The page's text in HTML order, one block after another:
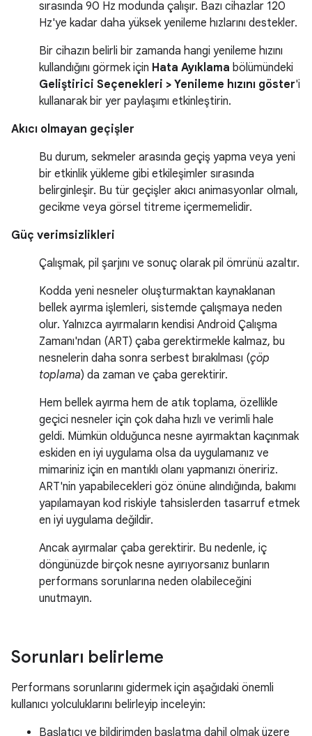
sırasında 90 Hz modunda çalışır. Bazı cihazlar 120
Hz'ye kadar daha yüksek yenileme hızlarını destekler.
Bir cihazın belirli bir zamanda hangi yenileme hızını
kullandığını görmek için Hata Ayıklama bölümündeki
Geliştirici Seçenekleri > Yenileme hızını göster'i
kullanarak bir yer paylaşımı etkinleştirin.
Akıcı olmayan geçişler
Bu durum, sekmeler arasında geçiş yapma veya yeni
bir etkinlik yükleme gibi etkileşimler sırasında
belirginleşir. Bu tür geçişler akıcı animasyonlar olmalı,
gecikme veya görsel titreme içermemelidir.
Güç verimsizlikleri
Çalışmak, pil şarjını ve sonuç olarak pil ömrünü azaltır.
Kodda yeni nesneler oluşturmaktan kaynaklanan
bellek ayırma işlemleri, sistemde çalışmaya neden
olur. Yalnızca ayırmaların kendisi Android Çalışma
Zamanı'ndan (ART) çaba gerektirmekle kalmaz, bu
nesnelerin daha sonra serbest bırakılması (çöp
toplama) da zaman ve çaba gerektirir.
Hem bellek ayırma hem de atık toplama, özellikle
geçici nesneler için çok daha hızlı ve verimli hale
geldi. Mümkün olduğunca nesne ayırmaktan kaçınmak
eskiden en iyi uygulama olsa da uygulamanız ve
mimariniz için en mantıklı olanı yapmanızı öneririz.
ART'nin yapabilecekleri göz önüne alındığında, bakımı
yapılamayan kod riskiyle tahsislerden tasarruf etmek
en iyi uygulama değildir.
Ancak ayırmalar çaba gerektirir. Bu nedenle, iç
döngünüzde birçok nesne ayırıyorsanız bunların
performans sorunlarına neden olabileceğini
unutmayın.
Sorunları belirleme
Performans sorunlarını gidermek için aşağıdaki önemli
kullanıcı yolculuklarını belirleyip inceleyin:
Başlatıcı ve bildirimden başlatma dahil olmak üzere